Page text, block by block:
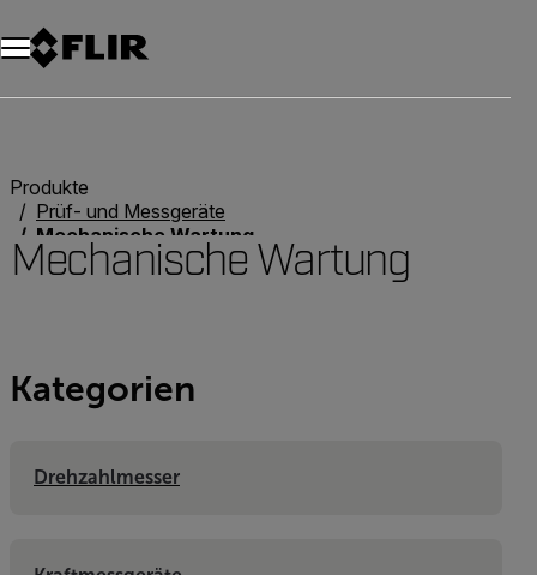
Unread messages
Modell
Entfernen
Elemente
Element
In den Warenkorb
Im Warenkorb
Produkte
Prüf- und Messgeräte
Mechanische Wartung
Mechanische Wartung
Kategorien
Drehzahlmesser